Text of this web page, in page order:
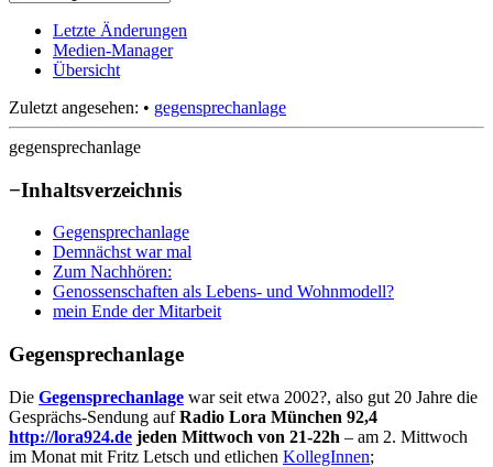
Letzte Änderungen
Medien-Manager
Übersicht
Zuletzt angesehen: • gegensprechanlage
gegensprechanlage
−Inhaltsverzeichnis
Gegensprechanlage
Demnächst war mal
Zum Nachhören:
Genossenschaften als Lebens- und Wohnmodell?
mein Ende der Mitarbeit
Gegensprechanlage
Die Gegensprechanlage war seit etwa 2002?, also gut 20 Jahre die
Gesprächs-Sendung aufRadio Lora München 92,4
http://lora924.de jeden Mittwoch von 21-22h – am 2. Mittwoch
im Monat mit Fritz Letsch und etlichen KollegInnen;